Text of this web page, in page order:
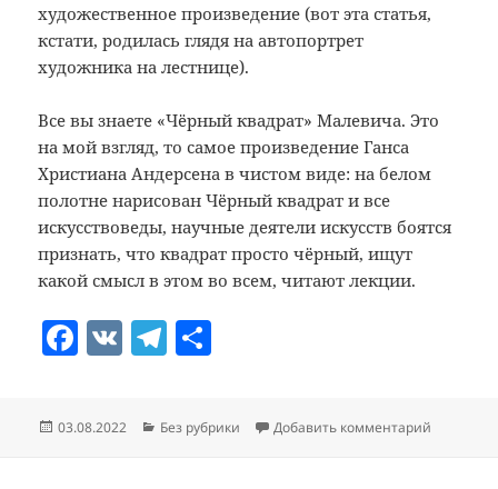
художественное произведение (вот эта статья,
кстати, родилась глядя на автопортрет
художника на лестнице).
Все вы знаете «Чёрный квадрат» Малевича. Это
на мой взгляд, то самое произведение Ганса
Христиана Андерсена в чистом виде: на белом
полотне нарисован Чёрный квадрат и все
искусствоведы, научные деятели искусств боятся
признать, что квадрат просто чёрный, ищут
какой смысл в этом во всем, читают лекции.
F
e
V T
grр
Опубликовано
03.08.2022 Рубрики
Без рубрики Добавить комментарий